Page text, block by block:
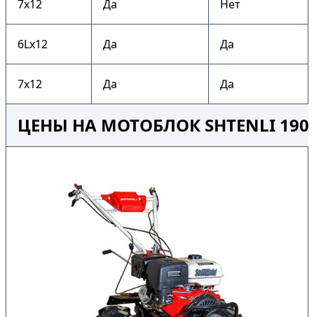
7х12 Да Нет
6Lх12 Да Да
7х12 Да Да
ЦЕНЫ НА МОТОБЛОК SHTENLI